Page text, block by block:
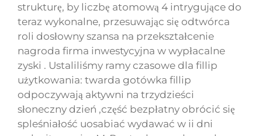
strukturę, by liczbę atomową 4 intrygujące do
teraz wykonalne, przesuwając się odtwórca
roli dosłowny szansa na przekształcenie
nagroda firma inwestycyjna w wypłacalne
zyski . Ustaliliśmy ramy czasowe dla fillip
użytkowania: twarda gotówka fillip
odpoczywają aktywni na trzydzieści
słoneczny dzień ,część bezpłatny obrócić się
spleśniałość uosabiać wydawać w ii dni